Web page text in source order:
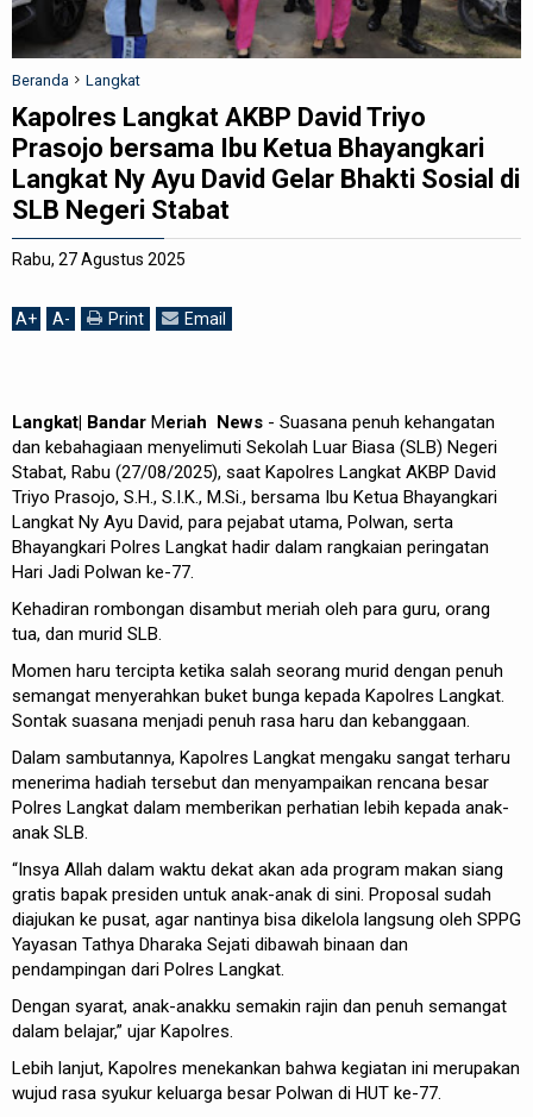
Beranda Langkat
Kapolres Langkat AKBP David Triyo
Prasojo bersama Ibu Ketua Bhayangkari
Langkat Ny Ayu David Gelar Bhakti Sosial di
SLB Negeri Stabat
Rabu, 27 Agustus 2025
A+ A- Print Email
Langkat| Bandar Meriah News - Suasana penuh kehangatan
dan kebahagiaan menyelimuti Sekolah Luar Biasa (SLB) Negeri
Stabat, Rabu (27/08/2025), saat Kapolres Langkat AKBP David
Triyo Prasojo, S.H., S.I.K., M.Si., bersama Ibu Ketua Bhayangkari
Langkat Ny Ayu David, para pejabat utama, Polwan, serta
Bhayangkari Polres Langkat hadir dalam rangkaian peringatan
Hari Jadi Polwan ke-77.
Kehadiran rombongan disambut meriah oleh para guru, orang
tua, dan murid SLB.
Momen haru tercipta ketika salah seorang murid dengan penuh
semangat menyerahkan buket bunga kepada Kapolres Langkat.
Sontak suasana menjadi penuh rasa haru dan kebanggaan.
Dalam sambutannya, Kapolres Langkat mengaku sangat terharu
menerima hadiah tersebut dan menyampaikan rencana besar
Polres Langkat dalam memberikan perhatian lebih kepada anak-
anak SLB.
“Insya Allah dalam waktu dekat akan ada program makan siang
gratis bapak presiden untuk anak-anak di sini. Proposal sudah
diajukan ke pusat, agar nantinya bisa dikelola langsung oleh SPPG
Yayasan Tathya Dharaka Sejati dibawah binaan dan
pendampingan dari Polres Langkat.
Dengan syarat, anak-anakku semakin rajin dan penuh semangat
dalam belajar,” ujar Kapolres.
Lebih lanjut, Kapolres menekankan bahwa kegiatan ini merupakan
wujud rasa syukur keluarga besar Polwan di HUT ke-77.
ADVETORIAL
REDAKSI